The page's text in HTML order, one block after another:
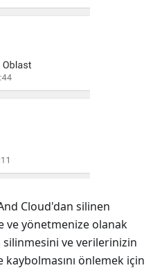
Cloud'dan silinen
ve yönetmenize olanak
silinmesini ve verilerinizin
önlemek için